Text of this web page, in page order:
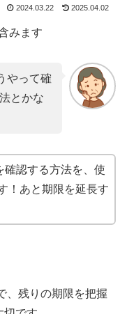
2024.03.22 2025.04.02
みます
やって確
とかな
確認する方法を、使
！あと期限を延長す
、残りの期限を把握